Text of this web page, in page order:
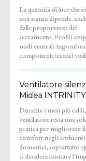
La quantità di luce che
una stanza dipende,
dalle proporzioni del
serramento. Profili
nodi centrali
componenti tecnici
riducono la
trasparente e
rapporto tra finestra e
architettura. La
Ventilatore
Midea INTRINITY
Durante i mesi più
ventilatore resta una
pratica per migliorare il
comfort negli ambienti
domestici, soprattutto
si desidera limitare
continuo del
La qualità della
dipende però da diversi
fattori: portata, regolarità